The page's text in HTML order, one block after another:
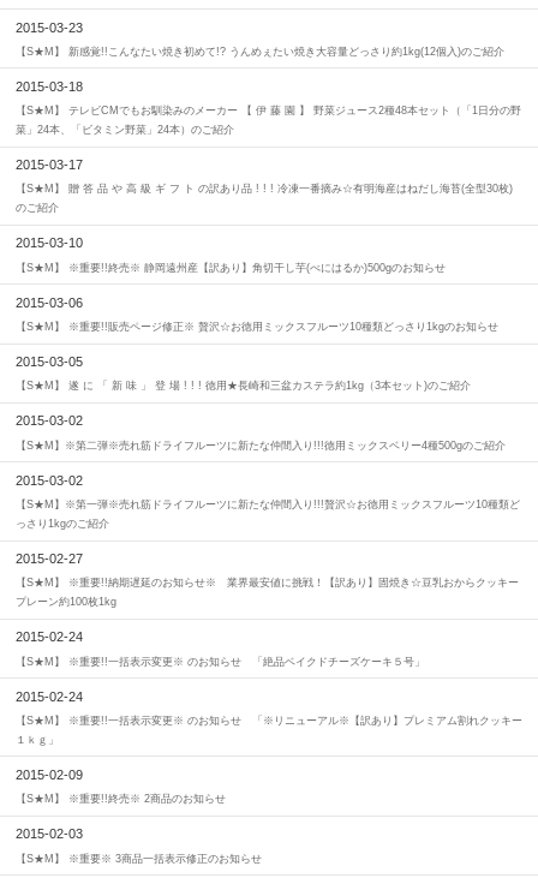
2015-03-23
【S★M】 新感覚!!こんなたい焼き初めて!? うんめぇたい焼き大容量どっさり約1kg(12個入)のご紹介
2015-03-18
【S★M】 テレビCMでもお馴染みのメーカー 【 伊 藤 園 】 野菜ジュース2種48本セット（「1日分の野
菜」24本、「ビタミン野菜」24本）のご紹介
2015-03-17
【S★M】 贈 答 品 や 高 級 ギ フ ト の訳あり品 ! ! ! 冷凍一番摘み☆有明海産はねだし海苔(全型30枚)
のご紹介
2015-03-10
【S★M】 ※重要!!終売※ 静岡遠州産【訳あり】角切干し芋(べにはるか)500gのお知らせ
2015-03-06
【S★M】 ※重要!!販売ページ修正※ 贅沢☆お徳用ミックスフルーツ10種類どっさり1kgのお知らせ
2015-03-05
【S★M】 遂 に 「 新 味 」 登 場 ! ! ! 徳用★長崎和三盆カステラ約1kg（3本セット)のご紹介
2015-03-02
【S★M】※第二弾※売れ筋ドライフルーツに新たな仲間入り!!!徳用ミックスベリー4種500gのご紹介
2015-03-02
【S★M】※第一弾※売れ筋ドライフルーツに新たな仲間入り!!!贅沢☆お徳用ミックスフルーツ10種類ど
っさり1kgのご紹介
2015-02-27
【S★M】 ※重要!!納期遅延のお知らせ※ 業界最安値に挑戦！【訳あり】固焼き☆豆乳おからクッキー
プレーン約100枚1kg
2015-02-24
【S★M】 ※重要!!一括表示変更※ のお知らせ 「絶品ベイクドチーズケーキ５号」
2015-02-24
【S★M】 ※重要!!一括表示変更※ のお知らせ 「※リニューアル※【訳あり】プレミアム割れクッキー
１ｋｇ」
2015-02-09
【S★M】 ※重要!!終売※ 2商品のお知らせ
2015-02-03
【S★M】 ※重要※ 3商品一括表示修正のお知らせ